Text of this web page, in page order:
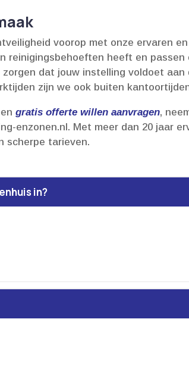
voorop met onze ervaren
reinigingsbehoeften heeft en
dat jouw instelling voldoet aan
zijn we ook buiten
gratis offerte willen aanvragen,
enzonen.​nl.​ Met meer dan 20 jaar
scherpe tarieven.​
in?